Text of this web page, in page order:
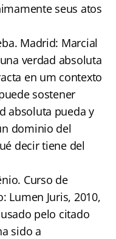
seus atos
Madrid: Marcial
verdad absoluta
en um contexto
sostener
absoluta pueda y
dominio del
decir tiene del
Curso de
Lumen Juris, 2010,
pelo citado
sido a